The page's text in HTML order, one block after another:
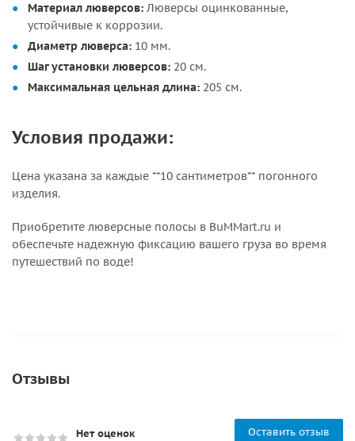
Материал люверсов: Люверсы оцинкованные,
устойчивые к коррозии.
Диаметр люверса: 10 мм.
Шаг установки люверсов: 20 см.
Максимальная цельная длина: 205 см.
Условия продажи:
Цена указана за каждые **10 сантиметров** погонного
изделия.
Приобретите люверсные полосы в BuMMart.ru и
обеспечьте надежную фиксацию вашего груза во время
путешествий по воде!
Отзывы
Нет оценок Оставить отзыв